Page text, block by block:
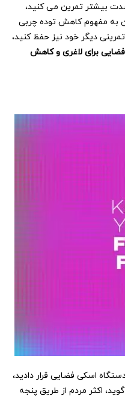
شدت بیشتر تمرین می کنید،
به مفهوم کاهش توده چربی
دیگر خود نیز حفظ کنید،
برای لاغری و کاهش
اسکی فضایی قرار دادید،
اکثر مردم از طریق پنجه